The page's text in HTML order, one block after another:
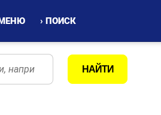
› ПОИСК